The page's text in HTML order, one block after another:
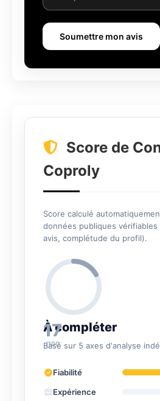
Soumettre mon avis
Score de
Coproly
Score calculé
données publiques vérifiables
avis, complétude du profil).
17
/100
À compléter
Basé sur 5 axes d'analyse
Fiabilité
Expérience